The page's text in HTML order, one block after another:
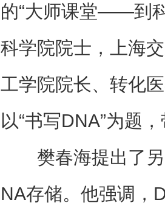
的“大师课堂——到
科学院院士，上海
工学院院长、转化
以“书写DNA”为题
樊春海提出了
NA存储。 他强调，